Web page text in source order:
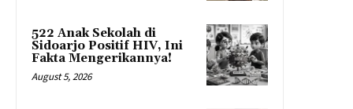
522 Anak Sekolah di
Sidoarjo Positif HIV, Ini
Fakta Mengerikannya!
August 5, 2026